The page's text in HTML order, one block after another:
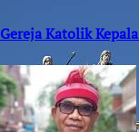
Gereja Katolik